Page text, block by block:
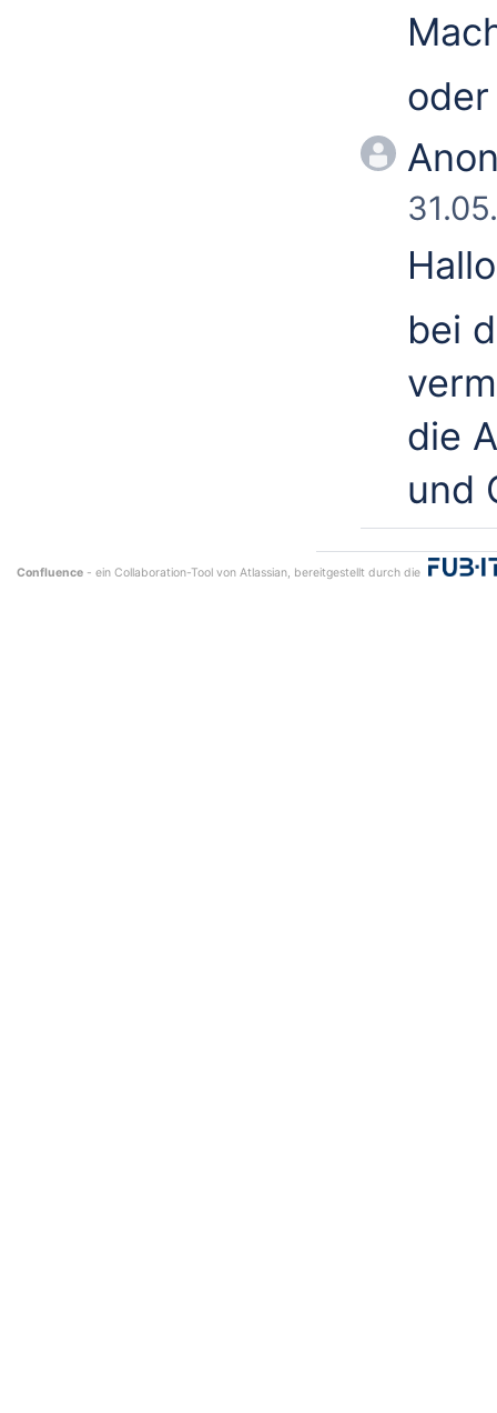
bei
die
und
Confluence - ein Collaboration-Tool von Atlassian, bereitgestellt durch die